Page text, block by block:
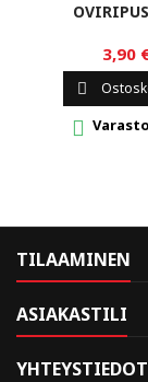
3,90


TILAAMINEN
ASIAKASTILI
YHTEYSTIEDOT